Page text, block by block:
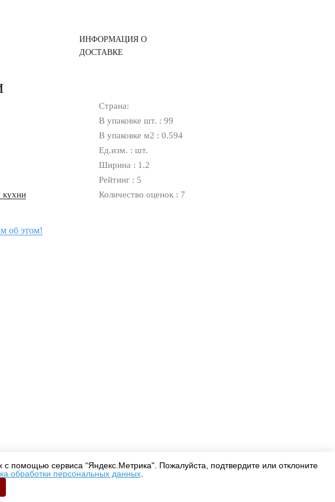
ИНФОРМАЦИЯ О
ДОСТАВКЕ
кухни
Страна:
В упаковке шт. : 99
В упаковке м2 : 0.594
Ед.изм. : шт.
Ширина : 1.2
Рейтинг : 5
Количество оценок : 7
об этом!
сервиса “Яндекс.Метрика". Пожалуйста, подтвердите или отклоните
обработки персональных данных.